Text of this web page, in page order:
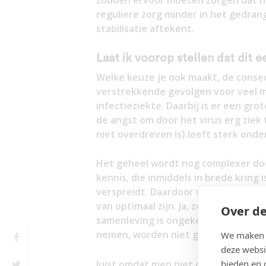
Over
We
deze
bieden en
reguliere zorg minder in het
stabilisatie aftekent.
Laat ik voorop stellen dat dit
Welke keuze je ook maakt, de
verstrekkende gevolgen voor veel
infectieziekte. Daarbij is er een
de angst om door het virus erg
niet overdreven is) leeft sterk
Het geheel wordt nog complexer
kennis, die inmiddels in brede kring
verspreidt. Daardoor werden en
van optimaal zijn. Ja, ze werken,
samenleving is ongekend groot. En
nemen, worden niet genomen of